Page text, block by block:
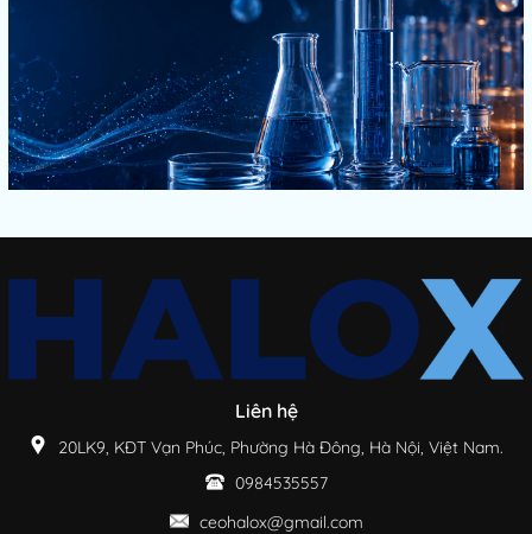
Liên hệ
20LK9, KĐT Vạn Phúc, Phường Hà Đông, Hà Nội, Việt Nam.
0984535557
ceohalox@gmail.com